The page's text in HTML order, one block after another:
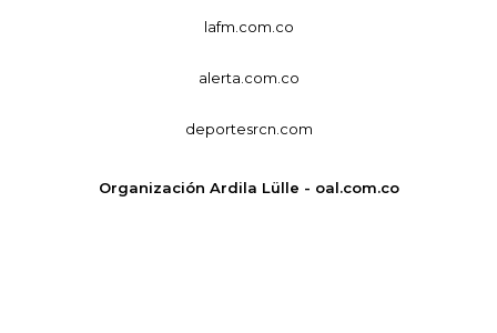
lafm.com.co
alerta.com.co
deportesrcn.com
Organización Ardila Lülle - oal.com.co